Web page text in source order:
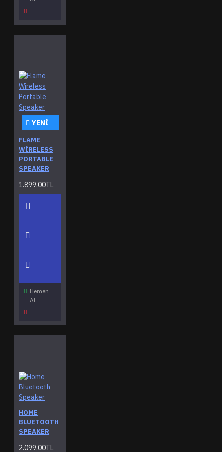
YENI
FLAME
WIRELESS
PORTABLE
SPEAKER
1.899,00TL
Hemen
Al
HOME
BLUETOOTH
SPEAKER
2.099,00TL